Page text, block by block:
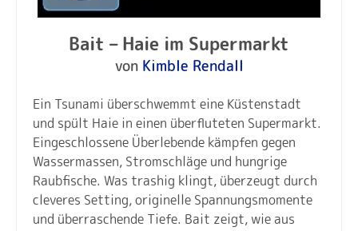
Bait – Haie im Supermarkt
von Kimble Rendall
Ein Tsunami überschwemmt eine Küstenstadt
und spült Haie in einen überfluteten Supermarkt.
Eingeschlossene Überlebende kämpfen gegen
Wassermassen, Stromschläge und hungrige
Raubfische. Was trashig klingt, überzeugt durch
cleveres Setting, originelle Spannungsmomente
und überraschende Tiefe. Bait zeigt, wie aus